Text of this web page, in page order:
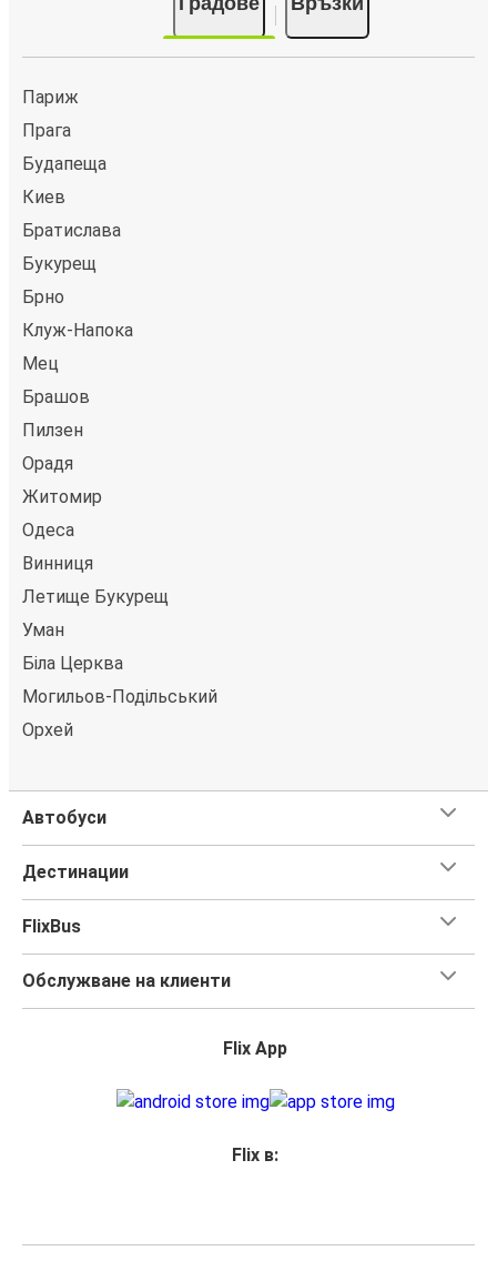
Париж
Прага
Будапеща
Киев
Братислава
Букурещ
Брно
Клуж-Напока
Мец
Брашов
Пилзен
Орадя
Житомир
Одеса
Винниця
Летище Букурещ
Уман
Біла Церква
Могильов-Подільський
Орхей
Автобуси
Дестинации
FlixBus
Обслужване на клиенти
Flix App
Flix в: